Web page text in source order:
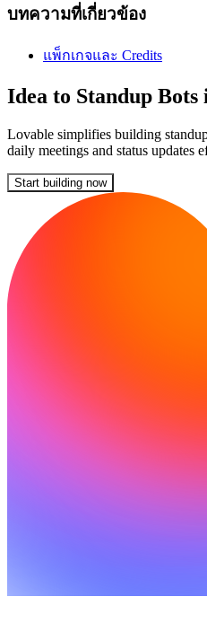
บทความที่เกี่ยวข้อง
แพ็กเกจและ Credits
Idea to Standup Bots
Lovable simplifies building
daily meetings and status updates
Start building now